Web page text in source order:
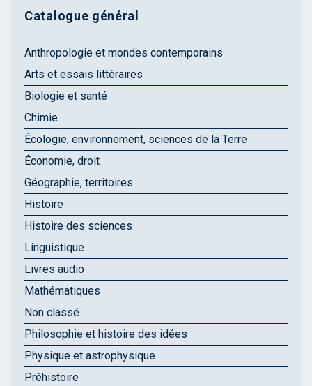
Catalogue général
Anthropologie et mondes contemporains
Arts et essais littéraires
Biologie et santé
Chimie
Écologie, environnement, sciences de la Terre
Économie, droit
Géographie, territoires
Histoire
Histoire des sciences
Linguistique
Livres audio
Mathématiques
Non classé
Philosophie et histoire des idées
Physique et astrophysique
Préhistoire